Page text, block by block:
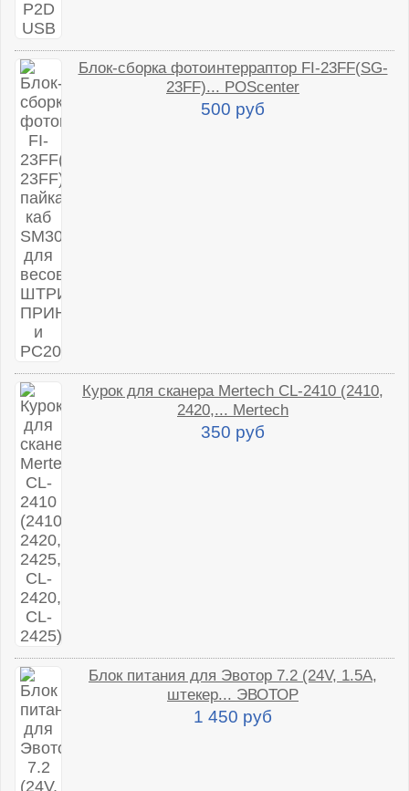
Блок-сборка фотоинтерраптор FI-23FF(SG-
23FF)... POScenter
500 руб
Курок для сканера Mertech CL-2410 (2410,
2420,... Mertech
350 руб
Блок питания для Эвотор 7.2 (24V, 1.5A,
штекер... ЭВОТОР
1 450 руб